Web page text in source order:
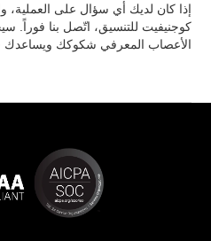
إذا كان لديك أي سؤال على العملية،
كوجنيفيت للتنسيق، اتّصل بنا فوراً.
الأعصاب المعرفي شكوكك ويساعدك